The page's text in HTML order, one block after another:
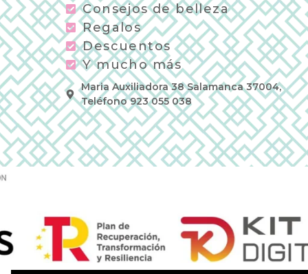
Consejos de belleza
Regalos
Descuentos
Y mucho más
Maria Auxiliadora 38 Salamanca 37004,
Teléfono 923 055 038